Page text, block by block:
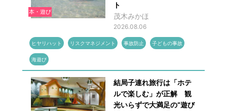
本・遊び
ト
茂木みかほ
2026.08.06
ヒヤリハット リスクマネジメント 事故防止 子どもの事故
海遊び
結局子連れ旅行は「ホテ
ルで楽しむ」が正解 観
光いらずで大満足の“遊び